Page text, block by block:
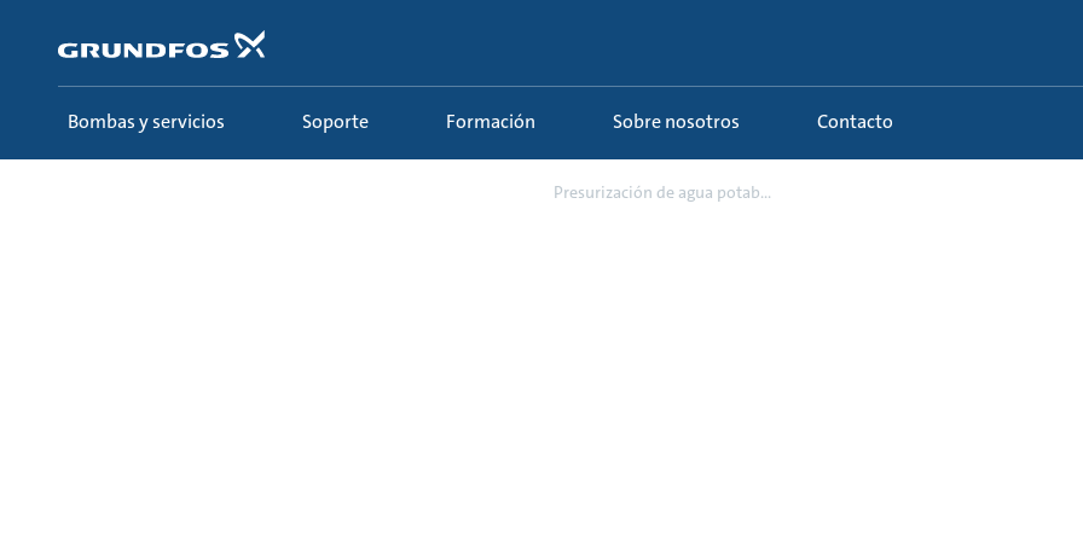
contenido
principal
Bombas y servicios Soporte Formación Sobre nosotros Contacto
Presurización de agua potab...